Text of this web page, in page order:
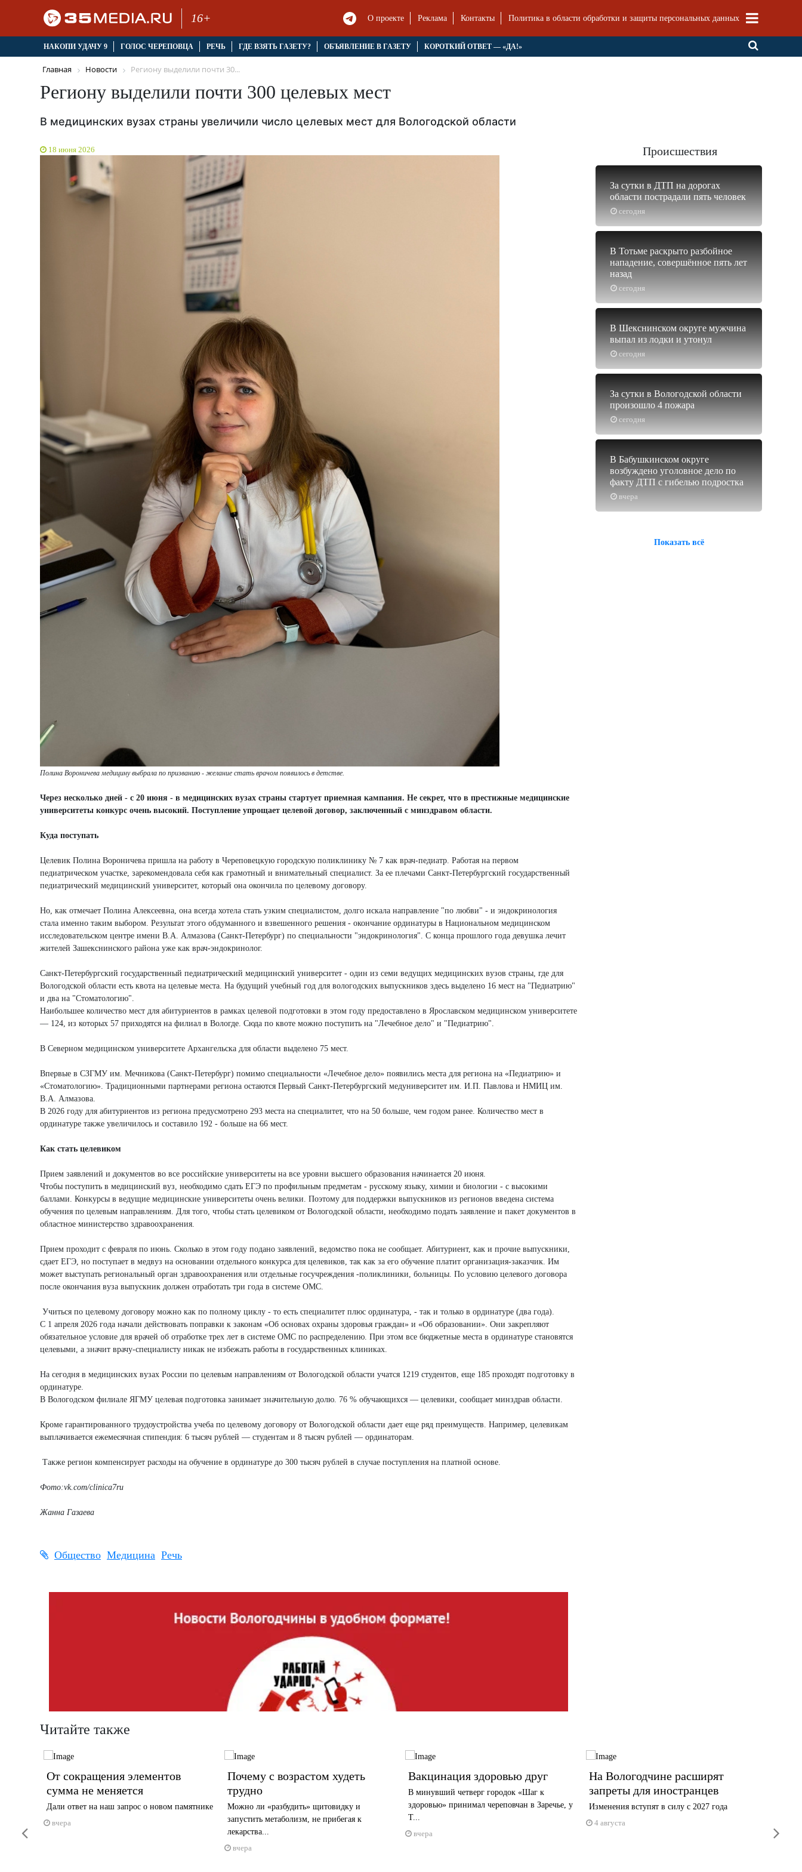
16+ О проекте Реклама Контакты Политика в области обработки и защиты персональных данных
НАКОПИ УДАЧУ 9 ГОЛОС ЧЕРЕПОВЦА РЕЧЬ ГДЕ ВЗЯТЬ ГАЗЕТУ? ОБЪЯВЛЕНИЕ В ГАЗЕТУ КОРОТКИЙ ОТВЕТ — «ДА!»
Главная Новости Региону выделили почти 30...
Региону выделили почти 300 целевых мест
В медицинских вузах страны увеличили число целевых мест для Вологодской области
18 июня 2026
Полина Вороничева медицину выбрала по призванию - желание стать врачом появилось в детстве.
Через несколько дней - с 20 июня - в медицинских вузах страны стартует приемная кампания. Не секрет, что в престижные медицинские
университеты конкурс очень высокий. Поступление упрощает целевой договор, заключенный с минздравом области.
Куда поступать
Целевик Полина Вороничева пришла на работу в Череповецкую городскую поликлинику № 7 как врач-педиатр. Работая на первом
педиатрическом участке, зарекомендовала себя как грамотный и внимательный специалист. За ее плечами Санкт-Петербургский государственный
педиатрический медицинский университет, который она окончила по целевому договору.
Но, как отмечает Полина Алексеевна, она всегда хотела стать узким специалистом, долго искала направление "по любви" - и эндокринология
стала именно таким выбором. Результат этого обдуманного и взвешенного решения - окончание ординатуры в Национальном медицинском
исследовательском центре имени В.А. Алмазова (Санкт-Петербург) по специальности "эндокринология". С конца прошлого года девушка лечит
жителей Зашекснинского района уже как врач-эндокринолог.
Санкт-Петербургский государственный педиатрический медицинский университет - один из семи ведущих медицинских вузов страны, где для
Вологодской области есть квота на целевые места. На будущий учебный год для вологодских выпускников здесь выделено 16 мест на "Педиатрию"
и два на "Стоматологию".
Наибольшее количество мест для абитуриентов в рамках целевой подготовки в этом году предоставлено в Ярославском медицинском университете
— 124, из которых 57 приходятся на филиал в Вологде. Сюда по квоте можно поступить на "Лечебное дело" и "Педиатрию".
В Северном медицинском университете Архангельска для области выделено 75 мест.
Впервые в СЗГМУ им. Мечникова (Санкт-Петербург) помимо специальности «Лечебное дело» появились места для региона на «Педиатрию» и
«Стоматологию». Традиционными партнерами региона остаются Первый Санкт-Петербургский медуниверситет им. И.П. Павлова и НМИЦ им.
В.А. Алмазова.
В 2026 году для абитуриентов из региона предусмотрено 293 места на специалитет, что на 50 больше, чем годом ранее. Количество мест в
ординатуре также увеличилось и составило 192 - больше на 66 мест.
Как стать целевиком
Прием заявлений и документов во все российские университеты на все уровни высшего образования начинается 20 июня.
Чтобы поступить в медицинский вуз, необходимо сдать ЕГЭ по профильным предметам - русскому языку, химии и биологии - с высокими
баллами. Конкурсы в ведущие медицинские университеты очень велики. Поэтому для поддержки выпускников из регионов введена система
обучения по целевым направлениям. Для того, чтобы стать целевиком от Вологодской области, необходимо подать заявление и пакет документов в
областное министерство здравоохранения.
Прием проходит с февраля по июнь. Сколько в этом году подано заявлений, ведомство пока не сообщает. Абитуриент, как и прочие выпускники,
сдает ЕГЭ, но поступает в медвуз на основании отдельного конкурса для целевиков, так как за его обучение платит организация-заказчик. Им
может выступать региональный орган здравоохранения или отдельные госучреждения -поликлиники, больницы. По условию целевого договора
после окончания вуза выпускник должен отработать три года в системе ОМС.
Учиться по целевому договору можно как по полному циклу - то есть специалитет плюс ординатура, - так и только в ординатуре (два года).
С 1 апреля 2026 года начали действовать поправки к законам «Об основах охраны здоровья граждан» и «Об образовании». Они закрепляют
обязательное условие для врачей об отработке трех лет в системе ОМС по распределению. При этом все бюджетные места в ординатуре становятся
целевыми, а значит врачу-специалисту никак не избежать работы в государственных клиниках.
На сегодня в медицинских вузах России по целевым направлениям от Вологодской области учатся 1219 студентов, еще 185 проходят подготовку в
ординатуре.
В Вологодском филиале ЯГМУ целевая подготовка занимает значительную долю. 76 % обучающихся — целевики, сообщает минздрав области.
Кроме гарантированного трудоустройства учеба по целевому договору от Вологодской области дает еще ряд преимуществ. Например, целевикам
выплачивается ежемесячная стипендия: 6 тысяч рублей — студентам и 8 тысяч рублей — ординаторам.
Также регион компенсирует расходы на обучение в ординатуре до 300 тысяч рублей в случае поступления на платной основе.
Фото:vk.com/clinica7ru
Жанна Газаева
Общество Медицина Речь
Происшествия
сегодня
За сутки в ДТП на дорогах
области пострадали пять человек
сегодня
В Тотьме раскрыто разбойное
нападение, совершённое пять лет
назад
сегодня
В Шекснинском округе мужчина
выпал из лодки и утонул
сегодня
За сутки в Вологодской области
произошло 4 пожара
вчера
В Бабушкинском округе
возбуждено уголовное дело по
факту ДТП с гибелью подростка
Показать всё
Читайте также
От сокращения элементов
сумма не меняется
Дали ответ на наш запрос о новом памятнике
вчера
Почему с возрастом худеть
трудно
Можно ли «разбудить» щитовидку и
запустить метаболизм, не прибегая к
лекарства...
вчера
Вакцинация здоровью друг
В минувший четверг городок «Шаг к
здоровью» принимал череповчан в Заречье, у
Т...
вчера
На Вологодчине расширят
запреты для иностранцев
Изменения вступят в силу с 2027 года
4 августа
4